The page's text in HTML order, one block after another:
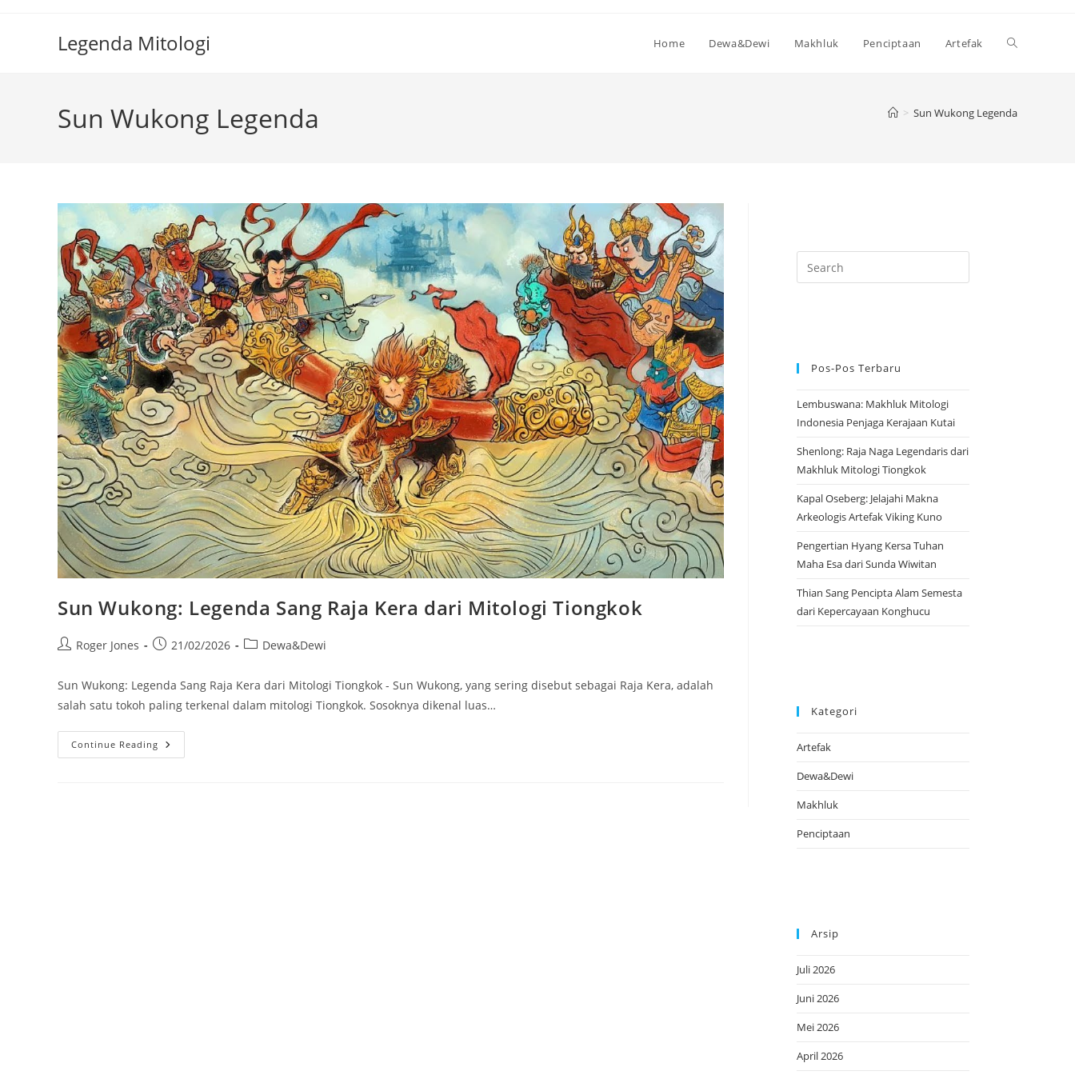
Legenda Mitologi Home Dewa&Dewi Makhluk Penciptaan Artefak Toggle
Sun Wukong Legenda > Sun Wukong Legenda
Sun Wukong: Legenda Sang Raja Kera dari Mitologi Tiongkok
PostRoger Jones
Post21/02/2026
PostDewa&Dewi
Sun Wukong: Legenda Sang Raja Kera dari Mitologi Tiongkok - Sun Wukong, yang sering disebut sebagai Raja Kera, adalah
salah satu tokoh paling terkenal dalam mitologi Tiongkok. Sosoknya dikenal luas…
Continue Reading Sun
Wukong:
Pos-Pos Terbaru
Lembuswana: Makhluk Mitologi
Indonesia Penjaga Kerajaan Kutai
Shenlong: Raja Naga Legendaris dari
Makhluk Mitologi Tiongkok
Kapal Oseberg: Jelajahi Makna
Arkeologis Artefak Viking Kuno
Pengertian Hyang Kersa Tuhan
Maha Esa dari Sunda Wiwitan
Thian Sang Pencipta Alam Semesta
dari Kepercayaan Konghucu
Kategori
Artefak
Dewa&Dewi
Makhluk
Penciptaan
Arsip
Juli 2026
Juni 2026
Mei 2026
April 2026